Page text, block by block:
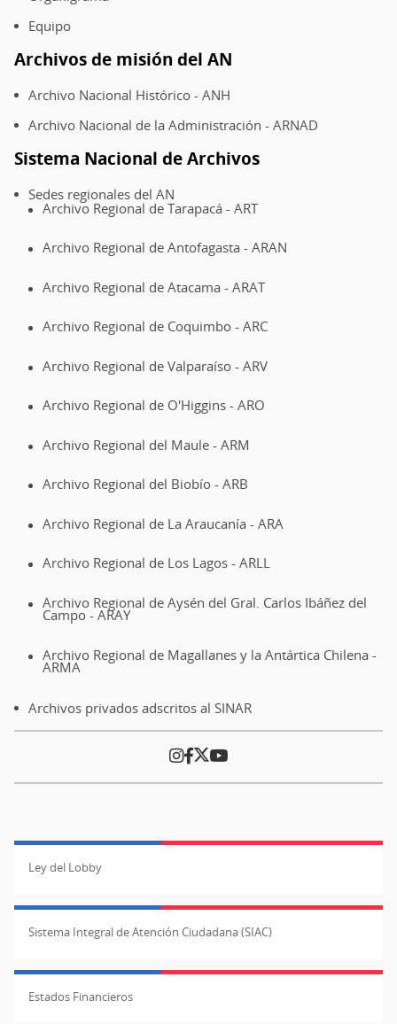
Equipo
Archivos de misión del AN
Archivo Nacional Histórico - ANH
Archivo Nacional de la Administración - ARNAD
Sistema Nacional de Archivos
Sedes regionales del AN
Archivo Regional de Tarapacá - ART
Archivo Regional de Antofagasta - ARAN
Archivo Regional de Atacama - ARAT
Archivo Regional de Coquimbo - ARC
Archivo Regional de Valparaíso - ARV
Archivo Regional de O'Higgins - ARO
Archivo Regional del Maule - ARM
Archivo Regional del Biobío - ARB
Archivo Regional de La Araucanía - ARA
Archivo Regional de Los Lagos - ARLL
Archivo Regional de Aysén del Gral. Carlos Ibáñez del
Campo - ARAY
Archivo Regional de Magallanes y la Antártica Chilena -
ARMA
Archivos privados adscritos al SINAR
Ley del Lobby
Sistema Integral de Atención Ciudadana (SIAC)
Estados Financieros